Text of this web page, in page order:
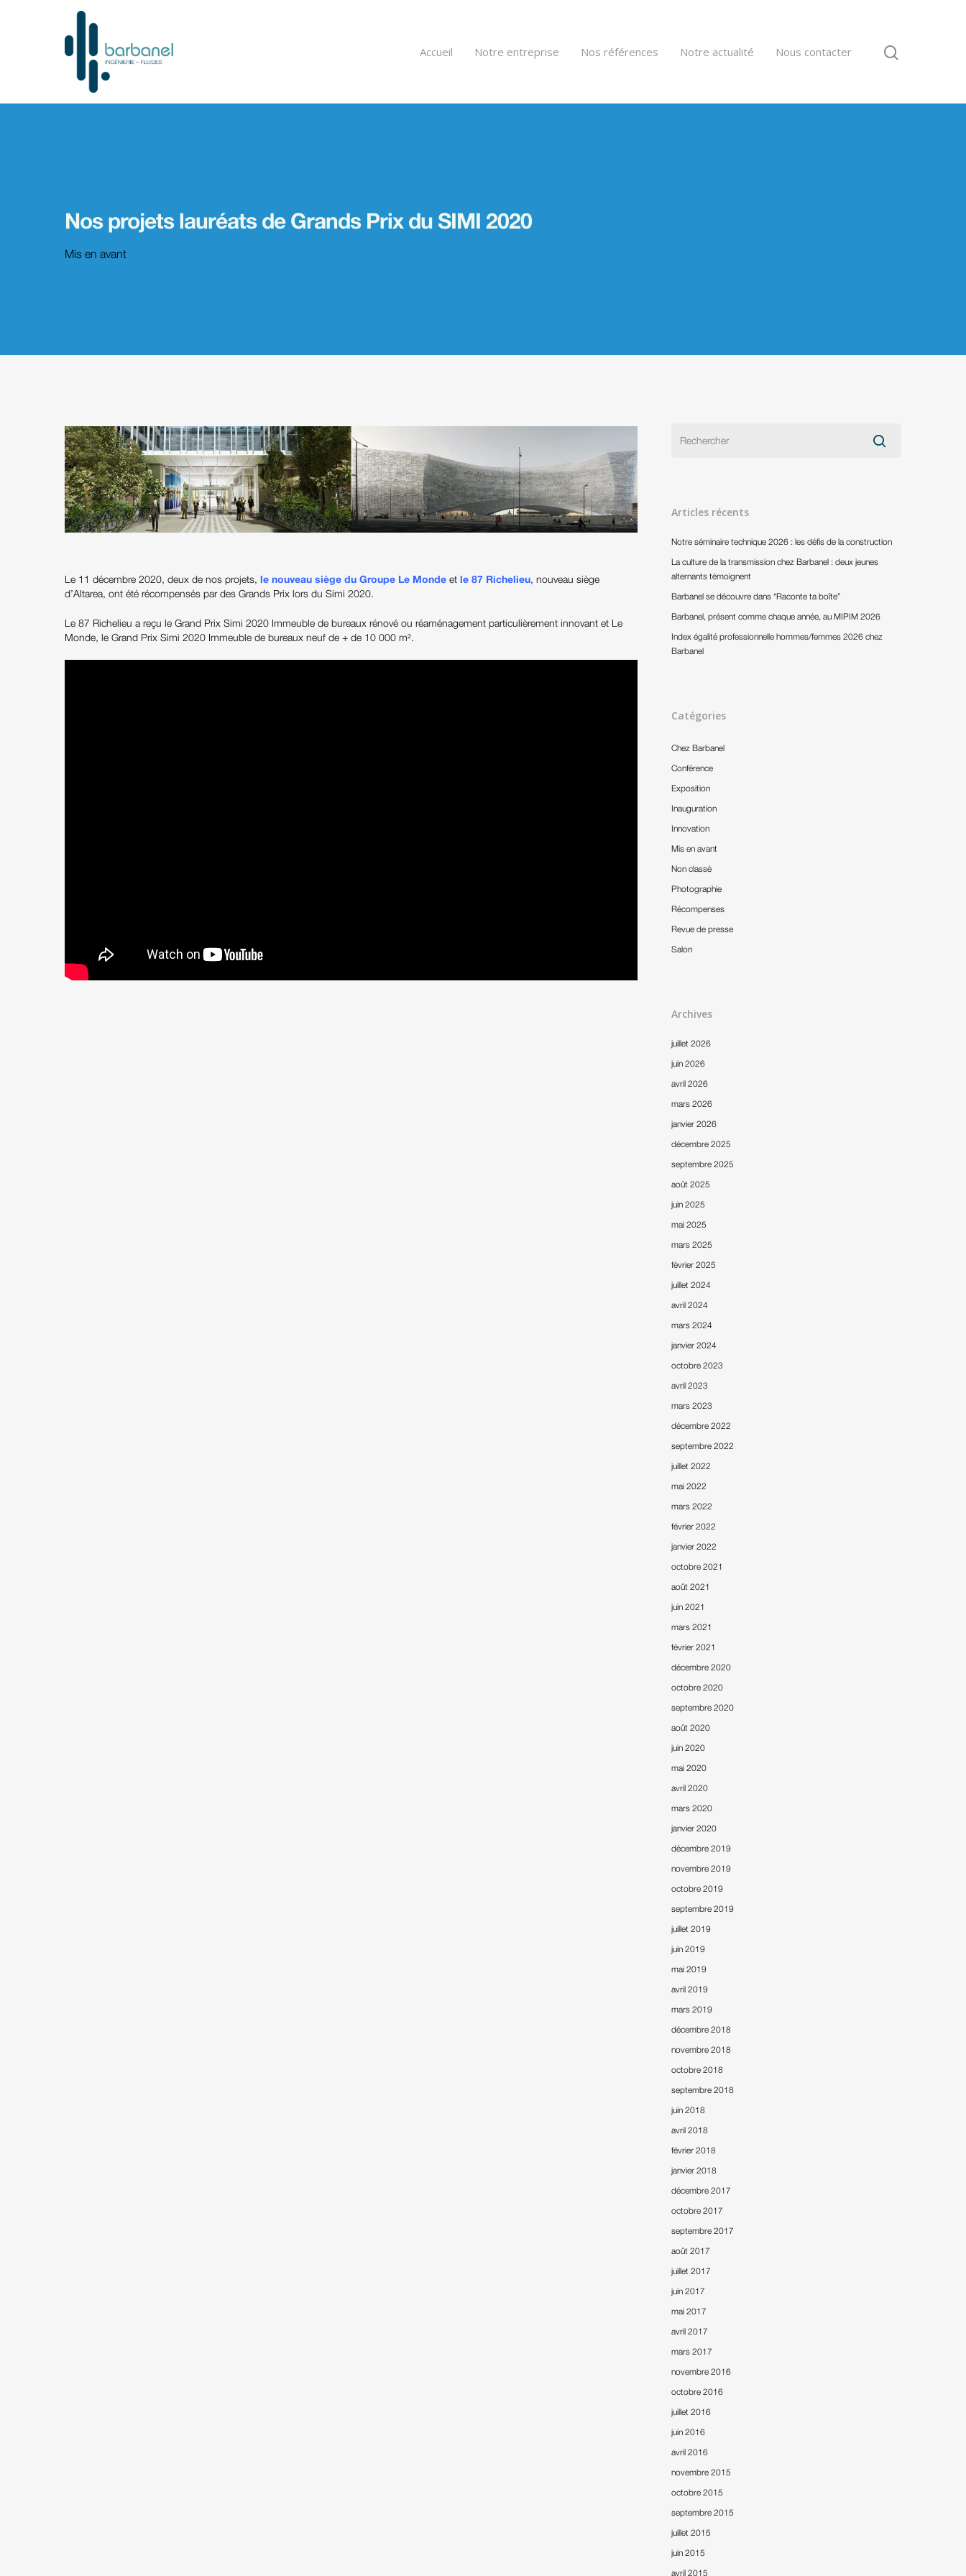
Accueil Notre entreprise Nos références Notre actualité Nous contacter
Nos projets lauréats de Grands Prix du SIMI 2020
Mis en avant
Le 11 décembre 2020, deux de nos projets, le nouveau siège du Groupe Le Monde et le 87 Richelieu, nouveau siège
d’Altarea, ont été récompensés par des Grands Prix lors du Simi 2020.
Le 87 Richelieu a reçu le Grand Prix Simi 2020 Immeuble de bureaux rénové ou réaménagement particulièrement innovant et Le
Monde, le Grand Prix Simi 2020 Immeuble de bureaux neuf de + de 10 000 m².
Articles récents
Notre séminaire technique 2026 : les défis de la construction
La culture de la transmission chez Barbanel : deux jeunes
alternants témoignent
Barbanel se découvre dans “Raconte ta boîte”
Barbanel, présent comme chaque année, au MIPIM 2026
Index égalité professionnelle hommes/femmes 2026 chez
Barbanel
Catégories
Chez Barbanel
Conférence
Exposition
Inauguration
Innovation
Mis en avant
Non classé
Photographie
Récompenses
Revue de presse
Salon
Archives
juillet 2026
juin 2026
avril 2026
mars 2026
janvier 2026
décembre 2025
septembre 2025
août 2025
juin 2025
mai 2025
mars 2025
février 2025
juillet 2024
avril 2024
mars 2024
janvier 2024
octobre 2023
avril 2023
mars 2023
décembre 2022
septembre 2022
juillet 2022
mai 2022
mars 2022
février 2022
janvier 2022
octobre 2021
août 2021
juin 2021
mars 2021
février 2021
décembre 2020
octobre 2020
septembre 2020
août 2020
juin 2020
mai 2020
avril 2020
mars 2020
janvier 2020
décembre 2019
novembre 2019
octobre 2019
septembre 2019
juillet 2019
juin 2019
mai 2019
avril 2019
mars 2019
décembre 2018
novembre 2018
octobre 2018
septembre 2018
juin 2018
avril 2018
février 2018
janvier 2018
décembre 2017
octobre 2017
septembre 2017
août 2017
juillet 2017
juin 2017
mai 2017
avril 2017
mars 2017
novembre 2016
octobre 2016
juillet 2016
juin 2016
avril 2016
novembre 2015
octobre 2015
septembre 2015
juillet 2015
juin 2015
avril 2015